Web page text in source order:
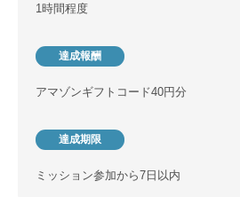
1時間程度
達成報酬
アマゾンギフトコード40円分
達成期限
ミッション参加から7日以内